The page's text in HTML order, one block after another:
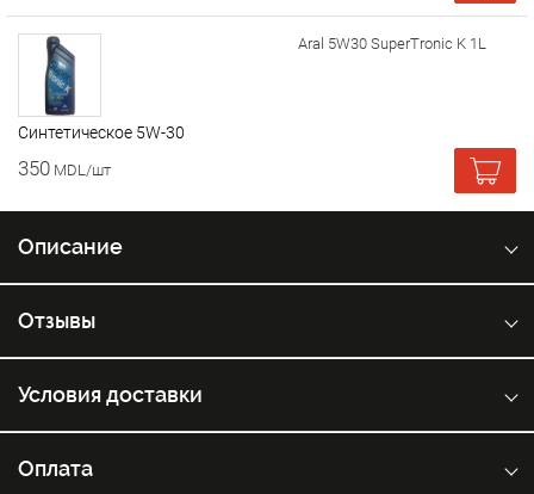
Aral 5W30 SuperTronic K 1L
Cинтетическое 5W-30
350 MDL/шт
Описание
Отзывы
Условия доставки
Оплата